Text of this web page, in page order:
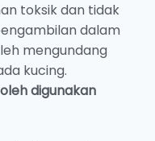
toksik dan tidak
dalam
mengundang
kucing.
digunakan